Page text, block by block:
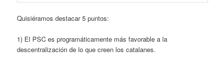
Quisiéramos destacar 5 puntos:
1) El PSC es programáticamente más favorable a la
descentralización de lo que creen los catalanes.